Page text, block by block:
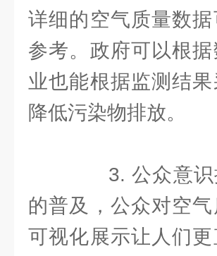
详细的空气质量数
参考。政府可以根
业也能根据监测结
降低污染物排放。
3. 公众意识
的普及，公众对空
可视化展示让人们